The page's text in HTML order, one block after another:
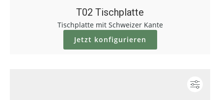
T02 Tischplatte
Tischplatte mit Schweizer Kante
Jetzt konfigurieren